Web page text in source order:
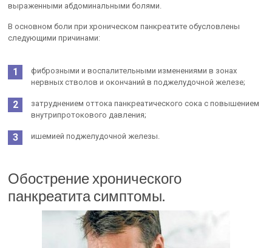
выраженными абдоминальными болями.
В основном боли при хроническом панкреатите обусловлены
следующими причинами:
фиброзными и воспалительными изменениями в зонах
нервных стволов и окончаний в поджелудочной железе;
затруднением оттока панкреатического сока с повышением
внутрипротокового давления;
ишемией поджелудочной железы.
Обострение хронического
панкреатита симптомы.